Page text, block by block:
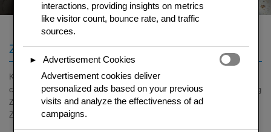
Zwei Teige – aussen und innen verschieden
Kanom Krok hat zwei Lagen: eine festere Reisbasis (Teig) und eine
cremige Kokosmilch-Fuellung. Teig: Reismehl, 300 ml Kokosmilch, 50 g
Zucker und Salz glatt ruehren. Fuellung: 200 ml Kokossahne, 30 g
Zucker und eine Prise Salz vermischen.
interactions, providing insights on metrics
like visitor count, bounce rate, and traffic
sources.
►
Advertisement Cookies
Advertisement cookies deliver
personalized ads based on your previous
visits and analyze the effectiveness of ad
campaigns.